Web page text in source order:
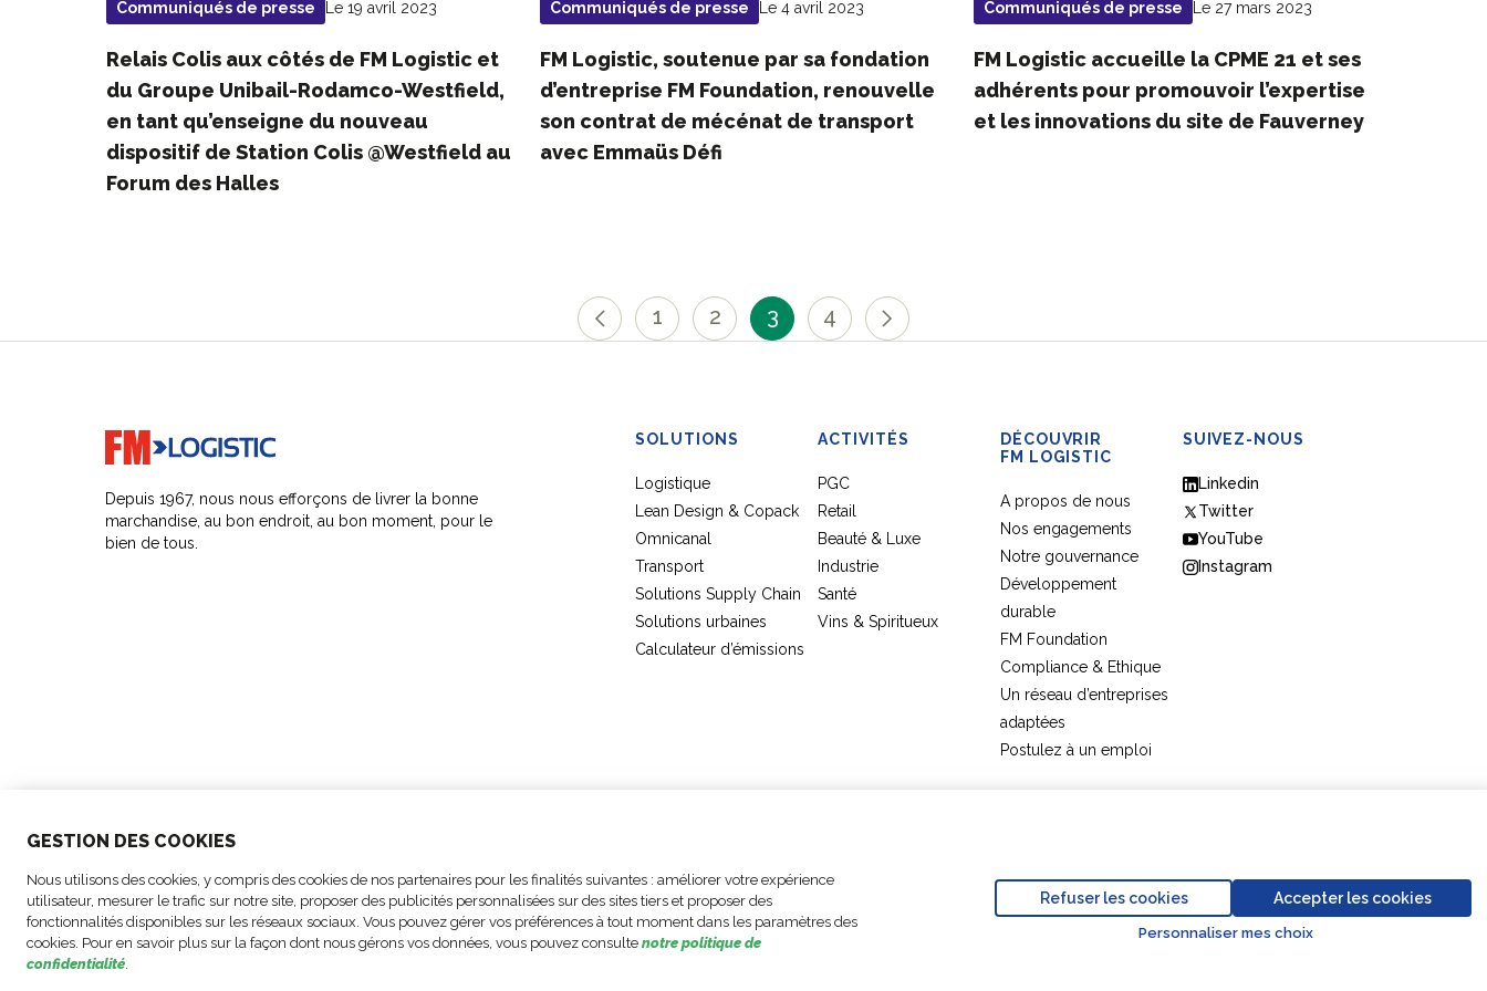
GESTION DES COOKIES
Nous utilisons des cookies, y compris des cookies de nos partenaires pour les finalités suivantes : améliorer votre expérience
utilisateur, mesurer le trafic sur notre site, proposer des publicités personnalisées sur des sites tiers et proposer des
fonctionnalités disponibles sur les réseaux sociaux. Vous pouvez gérer vos préférences à tout moment dans les paramètres des
cookies. Pour en savoir plus sur la façon dont nous gérons vos données, vous pouvez consulte notre politique de
confidentialité.
Accepter les cookies
Refuser les cookies
Personnaliser mes choix
Communiqués de presse Le 19 avril 2023
Relais Colis aux côtés de FM Logistic et
du Groupe Unibail-Rodamco-Westfield,
en tant qu’enseigne du nouveau
dispositif de Station Colis @Westfield au
Forum des Halles
Communiqués de presse Le 4 avril 2023
FM Logistic, soutenue par sa fondation
d’entreprise FM Foundation, renouvelle
son contrat de mécénat de transport
avec Emmaüs Défi
Communiqués de presse Le 27 mars 2023
FM Logistic accueille la CPME 21 et ses
adhérents pour promouvoir l’expertise
et les innovations du site de Fauverney
1 2 3 4
Go to home page
Depuis 1967, nous nous efforçons de livrer la bonne
marchandise, au bon endroit, au bon moment, pour le
bien de tous.
SOLUTIONS
Logistique
Lean Design & Copack
Omnicanal
Transport
Solutions Supply Chain
Solutions urbaines
Calculateur d’émissions
ACTIVITÉS
PGC
Retail
Beauté & Luxe
Industrie
Santé
Vins & Spiritueux
DÉCOUVRIR
FM LOGISTIC
A propos de nous
Nos engagements
Notre gouvernance
Développement
durable
FM Foundation
Compliance & Ethique
Un réseau d’entreprises
adaptées
Postulez à un emploi
SUIVEZ-NOUS
Linkedin
Twitter
YouTube
Instagram
confidentialité
Commerciaux